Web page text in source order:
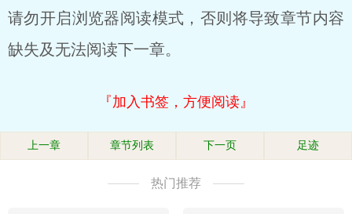
请勿开启浏览器阅读模式，否则将导致章节内容
缺失及无法阅读下一章。
『加入书签，方便阅读』
上一章 章节列表 下一页 足迹
热门推荐